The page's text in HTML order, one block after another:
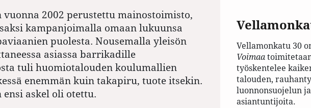
Vellamonkatu 30
Voimaa
työskentelee
talouden,
luonnonsuojelun
asiantuntijoita.
vuonna 2002 perustettu mainostoimisto,
kampanjoimalla omaan lukuunsa
puolesta. Nousemalla yleisön
asiassa barrikadille
tuli huomiotalouden koulumallien
enemmän kuin takapiru, tuote itsekin.
askel oli otettu.